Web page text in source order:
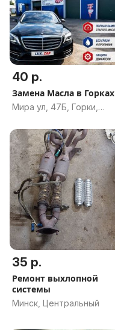
40 р.
Замена Масла в Горках
Мира ул, 47Б, Горки,
Могилёвская область
35 р.
Ремонт выхлопной
системы
Минск, Центральный